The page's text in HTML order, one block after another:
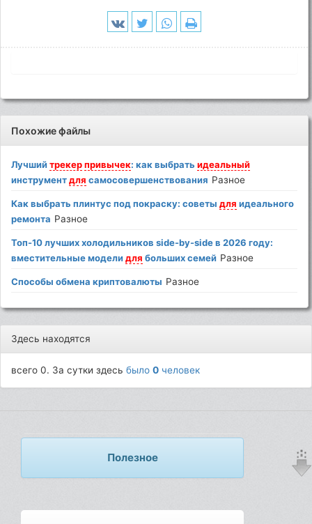
Похожие файлы
Лучшийтрекер привычек: как выбратьидеальный
инструментдля самосовершенствования Разное
Как выбрать плинтус под покраску: советыдля идеального
ремонта Разное
Топ-10 лучших холодильников side-by-side в 2026 году:
вместительные моделидля больших семей Разное
Способы обмена криптовалюты Разное
Здесь находятся
всего 0. За сутки здесьбыло0 человек
Полезное